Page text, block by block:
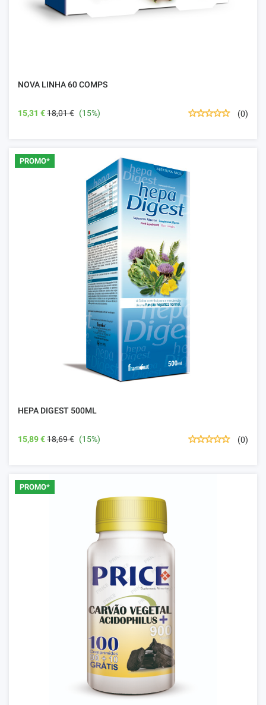
NOVA LINHA 60 COMPS
15,31 €18,01 € (15%) (0)
PROMO*
HEPA DIGEST 500ML
15,89 €18,69 € (15%) (0)
PROMO*